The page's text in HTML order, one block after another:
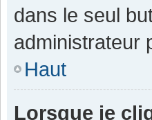
dans le seul
administrateur
Haut
Lorsque je